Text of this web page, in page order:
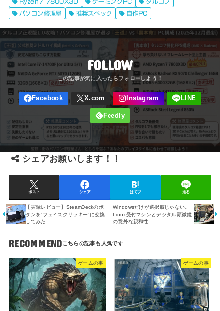
Ryzen7 7800X3D
ゲーミングPC
タルコフ
パソコン修理屋
推奨スペック 自作PC
FOLLOW
シェアお願いします！！
ポスト シェア はてブ 送る
Windowsだけが選択肢じゃない。
Linux受付マシンとデジタル顕微鏡
の意外な親和性
【実録レビュー】SteamDeckのボ
タンを“フェイスクリッキー”に交換
してみた
RECOMMEND
ゲームの事 ゲームの事